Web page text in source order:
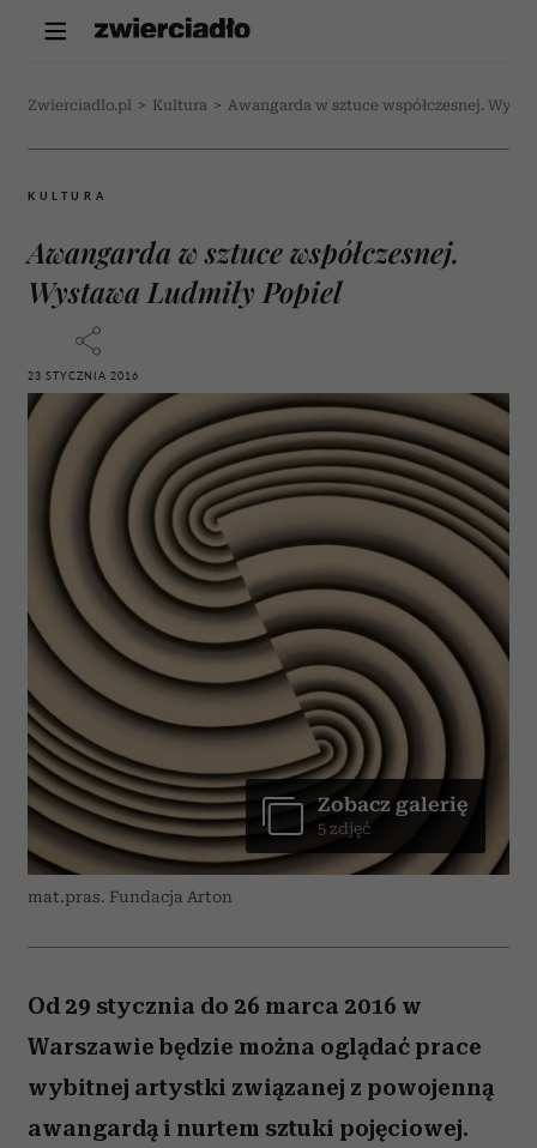
Zwierciadlo.pl > Kultura > Awangarda w sztuce współczesnej.
KULTURA
Awangarda w sztuce współczesnej.
Wystawa Ludmiły Popiel
23 STYCZNIA 2016
mat.pras. Fundacja Arton
Zobacz galerię
5 zdjęć
Od 29 stycznia do 26 marca 2016 w
Warszawie będzie można oglądać prace
wybitnej artystki związanej z powojenną
awangardą i nurtem sztuki pojęciowej.